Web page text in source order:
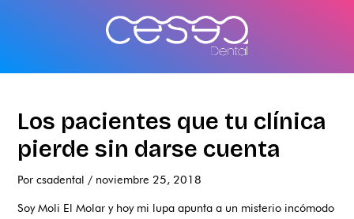
Los pacientes que tu clínica
pierde sin darse cuenta
Porcsadental / noviembre 25, 2018
Soy Moli El Molar y hoy mi lupa apunta a un misterio incómodo